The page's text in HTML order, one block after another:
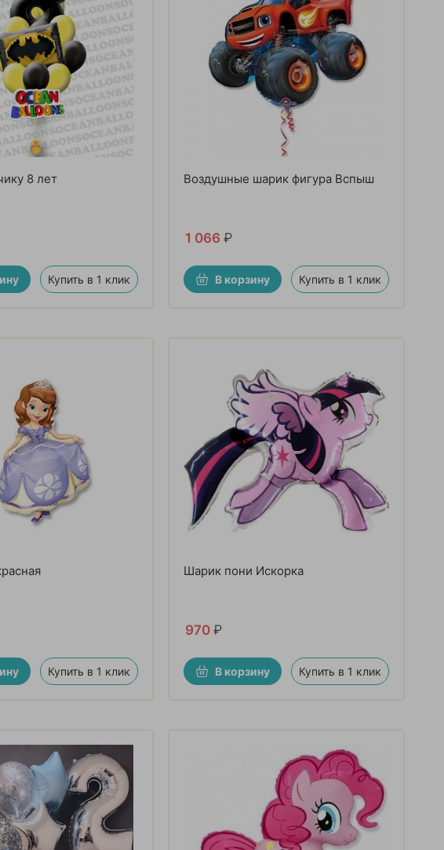
8 лет
Купить в 1 клик
Воздушные шарик фигура Вспыш
1 066 ₽
В корзину Купить в 1 клик
Купить в 1 клик
Шарик пони Искорка
970 ₽
В корзину Купить в 1 клик